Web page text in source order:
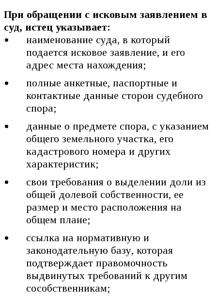
При обращении с исковым заявлением в
суд, истец указывает:
наименование суда, в который
подается исковое заявление, и его
адрес места нахождения;
полные анкетные, паспортные и
контактные данные сторон судебного
спора;
данные о предмете спора, с указанием
общего земельного участка, его
кадастрового номера и других
характеристик;
свои требования о выделении доли из
общей долевой собственности, ее
размер и место расположения на
общем плане;
ссылка на нормативную и
законодательную базу, которая
подтверждает правомочность
выдвинутых требований к другим
сособственникам;